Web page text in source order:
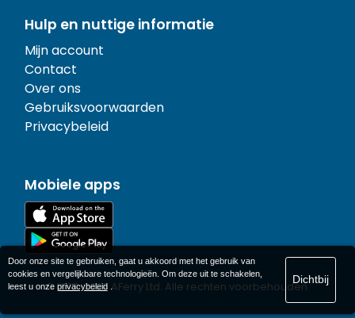
Hulp en nuttige informatie
Mijn account
Contact
Over ons
Gebruiksvoorwaarden
Privacybeleid
Mobiele apps
© 1977-2026 AFerry Ltd. Alle rechten voorbehouden.
Door onze site te gebruiken, gaat u akkoord met het gebruik van
cookies en vergelijkbare technologieën. Om deze uit te schakelen,
leest u onze privacybeleid.
Dichtbij